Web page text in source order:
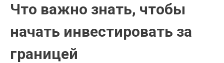
Что важно знать, чтобы
начать инвестировать за
границей